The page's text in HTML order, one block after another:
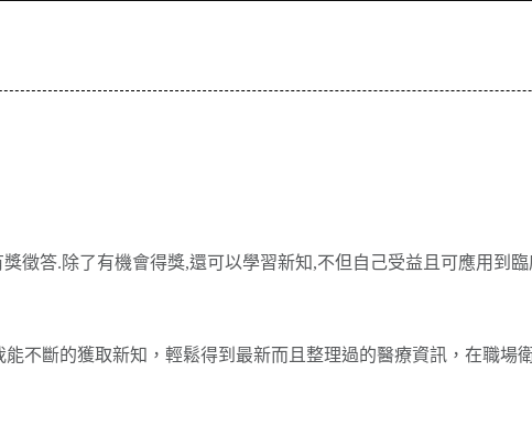
徵答.除了有機會得獎,還可以學習新知,不但自己受益且可應用到
不斷的獲取新知，輕鬆得到最新而且整理過的醫療資訊，在職場